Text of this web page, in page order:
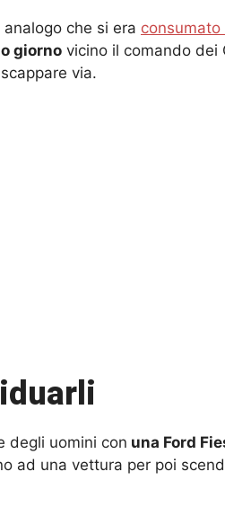
che si era
giorno vicino il comando dei
via.
degli uomini con una Ford
ad una vettura per poi